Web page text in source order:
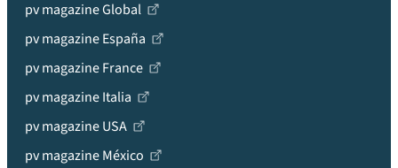
pv magazine Global
pv magazine España
pv magazine France
pv magazine Italia
pv magazine USA
pv magazine México